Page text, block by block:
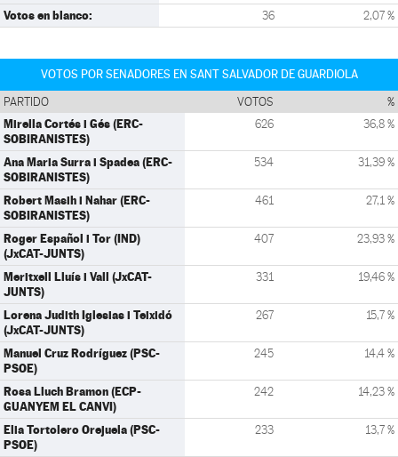
Votos en blanco: 36 2,07 %
VOTOS POR SENADORES EN SANT SALVADOR DE GUARDIOLA
PARTIDO VOTOS %
Mirella Cortés i Gés (ERC-
SOBIRANISTES)
626 36,8 %
Ana Maria Surra i Spadea (ERC-
SOBIRANISTES)
534 31,39 %
Robert Masih i Nahar (ERC-
SOBIRANISTES)
461 27,1 %
Roger Español i Tor (IND)
(JxCAT-JUNTS)
407 23,93 %
Meritxell Lluís i Vall (JxCAT-
JUNTS)
331 19,46 %
Lorena Judith Iglesias i Teixidó
(JxCAT-JUNTS)
267 15,7 %
Manuel Cruz Rodríguez (PSC-
PSOE)
245 14,4 %
Rosa Lluch Bramon (ECP-
GUANYEM EL CANVI)
242 14,23 %
Elia Tortolero Orejuela (PSC-
PSOE)
233 13,7 %